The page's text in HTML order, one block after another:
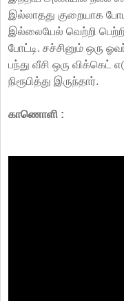
இல்லாதது குறையாக
இல்லையேல் வெற்றி
போட்டி. சச்சினும் ஒரு
பந்து வீசி ஒரு விக்கெட்
நிரூபித்து இருந்தார்.
காணொளி :